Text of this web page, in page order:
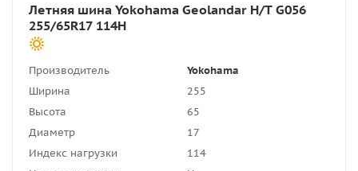
Летняя шина Yokohama Geolandar H/T G056
255/65R17 114H
Производитель
Yokohama
Ширина
255
Высота
65
Диаметр
17
Индекс нагрузки
114